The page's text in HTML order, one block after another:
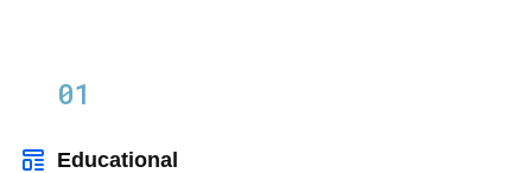
01
Educational